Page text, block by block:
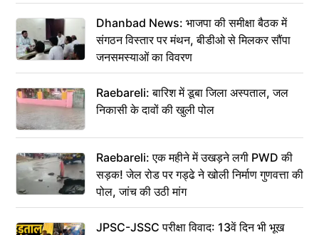
Dhanbad News: भाजपा की समीक्षा बैठक में
संगठन विस्तार पर मंथन, बीडीओ से मिलकर सौंपा
जनसमस्याओं का विवरण
Raebareli: बारिश में डूबा जिला अस्पताल, जल
निकासी के दावों की खुली पोल
Raebareli: एक महीने में उखड़ने लगी PWD की
सड़क! जेल रोड पर गड्ढे ने खोली निर्माण गुणवत्ता की
पोल, जांच की उठी मांग
JPSC-JSSC परीक्षा विवाद: 13वें दिन भी भूख